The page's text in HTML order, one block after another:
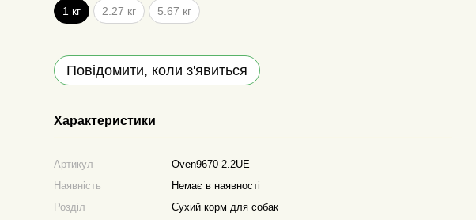
1 кг 2.27 кг 5.67 кг
Повідомити, коли з'явиться
Характеристики
Артикул
Oven9670-2.2UE
Наявність
Немає в наявності
Розділ
Сухий корм для собак